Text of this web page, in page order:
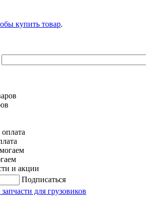
купить товар.
и акции
Подписаться